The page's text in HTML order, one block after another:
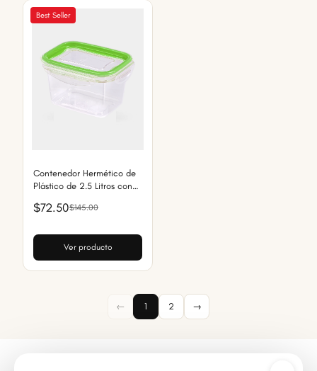
Best Seller
Contenedor Hermético de
Plástico de 2.5 Litros con
$72.50$145.00
Ver producto
← 1 2 →